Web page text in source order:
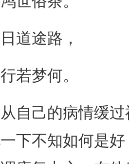
途路，
梦何。
己的病情缓过
下不知如何是